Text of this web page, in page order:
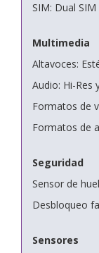
SIM: Dual
Multimedia
Altavoces:
Audio: Hi-Res
Formatos de
Formatos de
Seguridad
Sensor de
Desbloqueo
Sensores